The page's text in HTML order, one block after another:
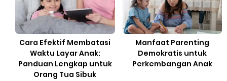
Cara Efektif Membatasi
Waktu Layar Anak:
Panduan Lengkap untuk
Orang Tua Sibuk
Manfaat Parenting
Demokratis untuk
Perkembangan Anak